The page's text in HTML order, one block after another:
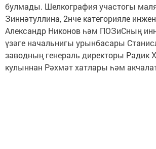
булмады. Шелкография участогы
Зиннәтуллина, 2нче категорияле
Александр Никонов һәм ПОЗиСның
үзәге начальнигы урынбасары
заводның генераль директоры Радик
кулыннан Рәхмәт хатлары һәм